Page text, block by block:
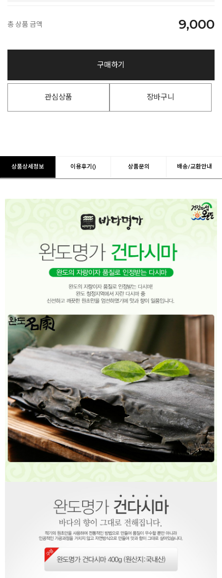
총 상품 금액 9,000
구매하기
관심상품 장바구니
상품상세정보 이용후기() 상품문의 배송/교환안내